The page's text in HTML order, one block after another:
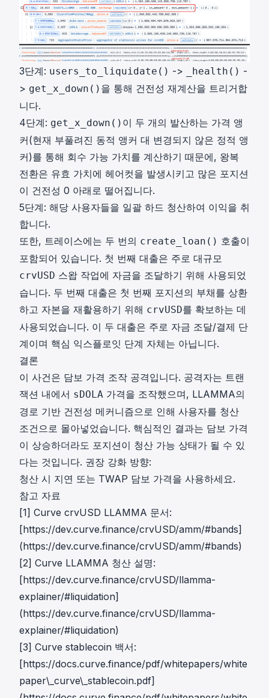
3단계: users_to_liquidate() -> _health() -
> get_x_down() 을 통해 건전성 재계산을 트리거합
니다.
4단계: get_x_down() 이 두 개의 발산하는 가격 앵
커(현재 부풀려진 동적 앵커 대 변경되지 않은 정적 앵
커)를 통해 회수 가능 가치를 계산하기 때문에, 왕복
전환은 유효 가치에 헤어컷을 발생시키고 많은 포지션
이 건전성 0 아래로 떨어집니다.
5단계: 해당 사용자들을 일괄 하드 청산하여 이익을 취
합니다.
또한, 트레이스에는 두 번의 create_loan() 호출이
포함되어 있습니다. 첫 번째 대출은 주로 대규모
crvUSD 스왑 작업에 자금을 조달하기 위해 사용되었
습니다. 두 번째 대출은 첫 번째 포지션의 부채를 상환
하고 자본을 재활용하기 위해 crvUSD를 확보하는 데
사용되었습니다. 이 두 대출은 주로 자금 조달/결제 단
계이며 핵심 익스플로잇 단계 자체는 아닙니다.
결론
이 사건은 담보 가격 조작 공격입니다. 공격자는 트랜
잭션 내에서 sDOLA 가격을 조작했으며, LLAMMA의
경로 기반 건전성 메커니즘으로 인해 사용자를 청산
조건으로 몰아넣었습니다. 핵심적인 결과는 담보 가격
이 상승하더라도 포지션이 청산 가능 상태가 될 수 있
다는 것입니다. 권장 강화 방향:
청산 시 지연 또는 TWAP 담보 가격을 사용하세요.
참고 자료
[1] Curve crvUSD LLAMMA 문서:
[https://dev.curve.finance/crvUSD/amm/#bands]
(https://dev.curve.finance/crvUSD/amm/#bands)
[2] Curve LLAMMA 청산 설명:
[https://dev.curve.finance/crvUSD/llamma-
explainer/#liquidation]
(https://dev.curve.finance/crvUSD/llamma-
explainer/#liquidation)
[3] Curve stablecoin 백서:
[https://docs.curve.finance/pdf/whitepapers/white
paper\_curve\_stablecoin.pdf]